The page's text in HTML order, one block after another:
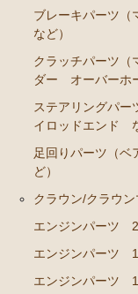
ブレーキパーツ
ト ホース など
クラッチパー
ーズシリンダ
ステアリング
アーム タイロ
足回りパーツ
シュ類 など）
GS141
エンジンパー
S149
ブレーキパーツ
など）
クラッチパーツ（
ダー オーバーホ
ステアリングパ
イロッドエンド
足回りパーツ（
ど）
クラウン/クラウ
エンジンパーツ
エンジンパーツ
エンジンパーツ